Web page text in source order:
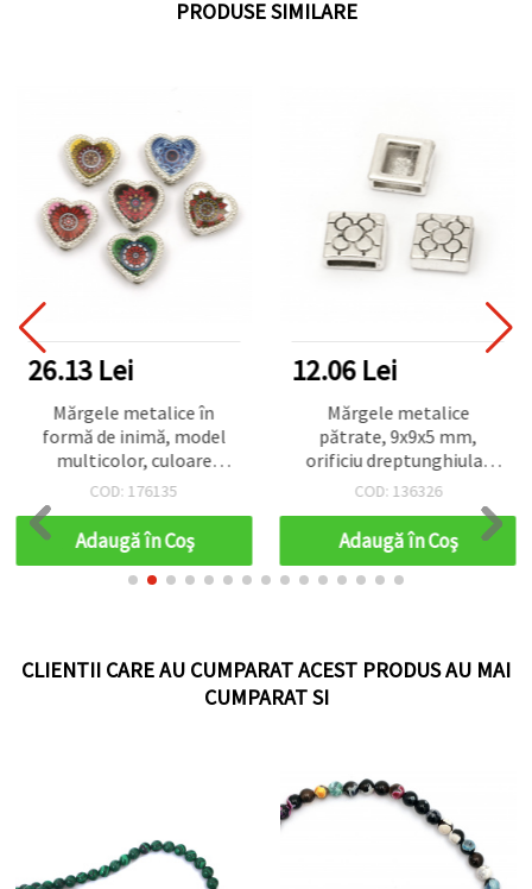
PRODUSE SIMILARE
26.13 Lei
Mărgele metalice în
formă de inimă, model
multicolor, culoare
argintie, 12x12x5 mm,
găuri 3 și 9 mm - 6 bucăți
COD: 176135
Adaugă în Coş
12.06 Lei
Mărgele metalice
pătrate, 9x9x5 mm,
orificiu dreptunghiular
6x2 mm, culoare argintiu
antichizat – 10 bucăți
COD: 136326
Adaugă în Coş
CLIENTII CARE AU CUMPARAT ACEST PRODUS AU MAI
CUMPARAT SI